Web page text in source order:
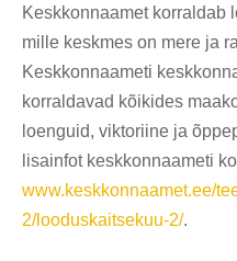
Keskkonnaamet korraldab
mille keskmes on mere ja
Keskkonnaameti
korraldavad kõikides
loenguid, viktoriine ja
lisainfot keskkonnaameti
www.keskkonnaamet.ee/
2/looduskaitsekuu-2/.